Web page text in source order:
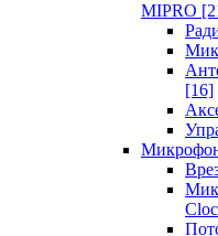
MIPRO
[16]